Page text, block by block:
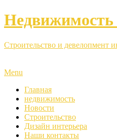
Недвижимость
Строительство и девелопмент
Menu
Главная
недвижимость
Новости
Строительство
Дизайн интерьера
Наши контакты